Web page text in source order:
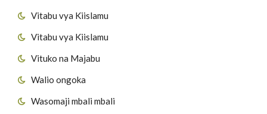
Vitabu vya Kiislamu
Vitabu vya Kiislamu
Vituko na Majabu
Walio ongoka
Wasomaji mbali mbali